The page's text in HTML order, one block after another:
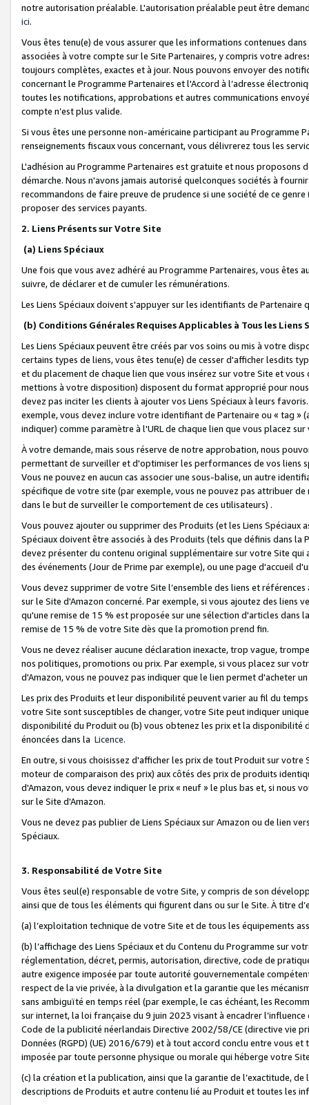
notre autorisation préalable. L'autorisation préalable peut être
ici.
Vous êtes tenu(e) de vous assurer que les informations contenues
associées à votre compte sur le Site Partenaires, y compris votre
toujours complètes, exactes et à jour. Nous pouvons envoyer des
concernant le Programme Partenaires et l'Accord à l’adresse
toutes les notifications, approbations et autres communications
compte n’est plus valide.
Si vous êtes une personne non-américaine participant au
renseignements fiscaux vous concernant, vous délivrerez tous les
L'adhésion au Programme Partenaires est gratuite et nous proposons
démarche. Nous n'avons jamais autorisé quelconques sociétés à
recommandons de faire preuve de prudence si une société de ce
proposer des services payants.
2. Liens Présents sur Votre Site
(a) Liens Spéciaux
Une fois que vous avez adhéré au Programme Partenaires, vous êtes
suivre, de déclarer et de cumuler les rémunérations.
Les Liens Spéciaux doivent s'appuyer sur les identifiants de Partenaire
(b) Conditions Générales Requises Applicables à Tous les Liens
Les Liens Spéciaux peuvent être créés par vos soins ou mis à votre
certains types de liens, vous êtes tenu(e) de cesser d'afficher lesdits
et du placement de chaque lien que vous insérez sur votre Site et
mettions à votre disposition) disposent du format approprié pour
devez pas inciter les clients à ajouter vos Liens Spéciaux à leurs
exemple, vous devez inclure votre identifiant de Partenaire ou « tag
indiquer) comme paramètre à l'URL de chaque lien que vous placez
À votre demande, mais sous réserve de notre approbation, nous
permettant de surveiller et d'optimiser les performances de vos liens
Vous ne pouvez en aucun cas associer une sous-balise, un autre
spécifique de votre site (par exemple, vous ne pouvez pas attribuer
dans le but de surveiller le comportement de ces utilisateurs) .
Vous pouvez ajouter ou supprimer des Produits (et les Liens
Spéciaux doivent être associés à des Produits (tels que définis dans
devez présenter du contenu original supplémentaire sur votre Site qui
des événements (Jour de Prime par exemple), ou une page d'accueil
Vous devez supprimer de votre Site l’ensemble des liens et
sur le Site d'Amazon concerné. Par exemple, si vous ajoutez des
qu'une remise de 15 % est proposée sur une sélection d'articles
remise de 15 % de votre Site dès que la promotion prend fin.
Vous ne devez réaliser aucune déclaration inexacte, trop vague,
nos politiques, promotions ou prix. Par exemple, si vous placez sur
d'Amazon, vous ne pouvez pas indiquer que le lien permet d'acheter
Les prix des Produits et leur disponibilité peuvent varier au fil du
votre Site sont susceptibles de changer, votre Site peut indiquer
disponibilité du Produit ou (b) vous obtenez les prix et la disponibilité
énoncées dans la Licence.
En outre, si vous choisissez d'afficher les prix de tout Produit sur
moteur de comparaison des prix) aux côtés des prix de produits
d'Amazon, vous devez indiquer le prix « neuf » le plus bas et, si nous
sur le Site d'Amazon.
Vous ne devez pas publier de Liens Spéciaux sur Amazon ou de lien
Spéciaux.
3. Responsabilité de Votre Site
Vous êtes seul(e) responsable de votre Site, y compris de son
ainsi que de tous les éléments qui figurent dans ou sur le Site. À titre
(a) l’exploitation technique de votre Site et de tous les équipements
(b) l’affichage des Liens Spéciaux et du Contenu du Programme sur
réglementation, décret, permis, autorisation, directive, code de
autre exigence imposée par toute autorité gouvernementale
respect de la vie privée, à la divulgation et la garantie que les
sans ambiguïté en temps réel (par exemple, le cas échéant, les
sur internet, la loi française du 9 juin 2023 visant à encadrer
Code de la publicité néerlandais Directive 2002/58/CE (directive vie
Données (RGPD) (UE) 2016/679) et à tout accord conclu entre vous
imposée par toute personne physique ou morale qui héberge votre
(c) la création et la publication, ainsi que la garantie de l’exactitude,
descriptions de Produits et autre contenu lié au Produit et toutes les